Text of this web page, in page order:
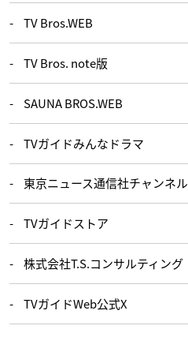
TV Bros.WEB
TV Bros. note版
SAUNA BROS.WEB
TVガイドみんなドラマ
東京ニュース通信社チャンネル
TVガイドストア
株式会社T.S.コンサルティング
TVガイドWeb公式X